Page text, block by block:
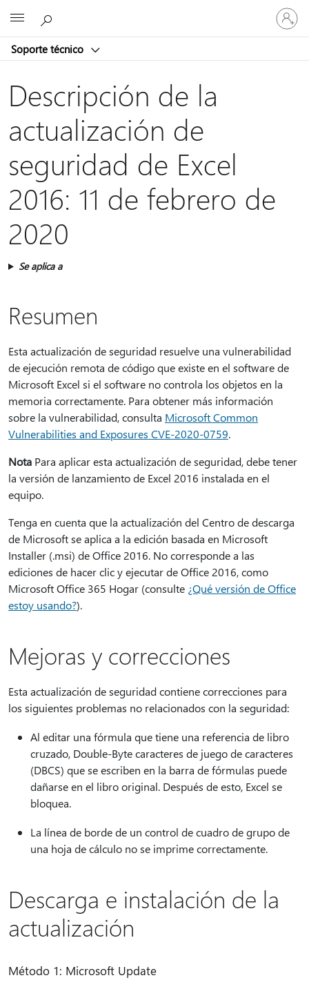
Soporte técnico
Iniciar
sesión
en
cuenta
Descripción de la
actualización de
seguridad de Excel
2016: 11 de febrero de
2020
Se aplica a
Resumen
Esta actualización de seguridad resuelve una vulnerabilidad
de ejecución remota de código que existe en el software de
Microsoft Excel si el software no controla los objetos en la
memoria correctamente. Para obtener más información
sobre la vulnerabilidad, consulta Microsoft Common
Vulnerabilities and Exposures CVE-2020-0759.
Nota Para aplicar esta actualización de seguridad, debe tener
la versión de lanzamiento de Excel 2016 instalada en el
equipo.
Tenga en cuenta que la actualización del Centro de descarga
de Microsoft se aplica a la edición basada en Microsoft
Installer (.msi) de Office 2016. No corresponde a las
ediciones de hacer clic y ejecutar de Office 2016, como
Microsoft Office 365 Hogar (consulte ¿Qué versión de Office
estoy usando?).
Mejoras y correcciones
Esta actualización de seguridad contiene correcciones para
los siguientes problemas no relacionados con la seguridad:
Al editar una fórmula que tiene una referencia de libro
cruzado, Double-Byte caracteres de juego de caracteres
(DBCS) que se escriben en la barra de fórmulas puede
dañarse en el libro original. Después de esto, Excel se
bloquea.
La línea de borde de un control de cuadro de grupo de
una hoja de cálculo no se imprime correctamente.
Descarga e instalación de la
actualización
Método 1: Microsoft Update